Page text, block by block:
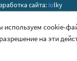
сайта: iolky
cookie-
на эти